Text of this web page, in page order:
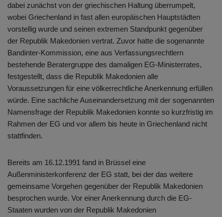
dabei zunächst von der griechischen Haltung überrumpelt,
wobei Griechenland in fast allen europäischen Hauptstädten
vorstellig wurde und seinen extremen Standpunkt gegenüber
der Republik Makedonien vertrat. Zuvor hatte die sogenannte
Bandinter-Kommission, eine aus Verfassungsrechtlern
bestehende Beratergruppe des damaligen EG-Ministerrates,
festgestellt, dass die Republik Makedonien alle
Voraussetzungen für eine völkerrechtliche Anerkennung erfüllen
würde. Eine sachliche Auseinandersetzung mit der sogenannten
Namensfrage der Republik Makedonien konnte so kurzfristig im
Rahmen der EG und vor allem bis heute in Griechenland nicht
stattfinden.
Bereits am 16.12.1991 fand in Brüssel eine
Außenministerkonferenz der EG statt, bei der das weitere
gemeinsame Vorgehen gegenüber der Republik Makedonien
besprochen wurde. Vor einer Anerkennung durch die EG-
Staaten wurden von der Republik Makedonien